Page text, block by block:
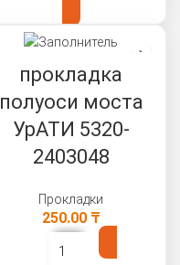
прокладка
полуоси моста
УрАТИ 5320-
2403048
Прокладки
250.00 ₸